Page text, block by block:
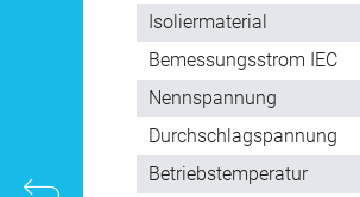
Isoliermaterial
Bemessungsstrom IEC
Nennspannung
Durchschlagspannung
Betriebstemperatur